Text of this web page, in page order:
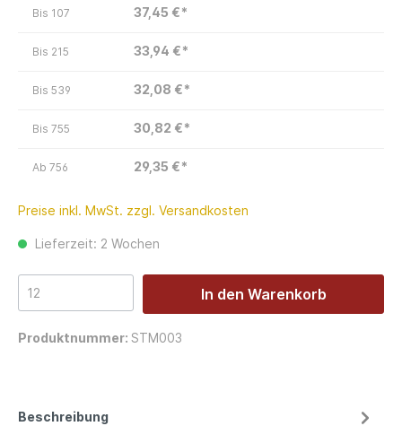
Bis 107 37,45 €*
Bis 215 33,94 €*
Bis 539 32,08 €*
Bis 755 30,82 €*
Ab 756 29,35 €*
Preise inkl. MwSt. zzgl. Versandkosten
Lieferzeit: 2 Wochen
In den Warenkorb
Produktnummer: STM003
Beschreibung